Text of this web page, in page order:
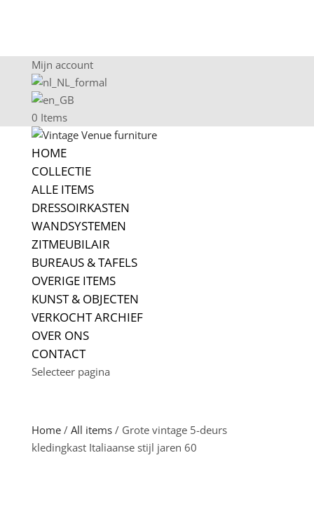
Mijn account
0 Items
HOME
COLLECTIE
ALLE ITEMS
DRESSOIRKASTEN
WANDSYSTEMEN
ZITMEUBILAIR
BUREAUS & TAFELS
OVERIGE ITEMS
KUNST & OBJECTEN
VERKOCHT ARCHIEF
OVER ONS
CONTACT
Selecteer pagina
Home/ All items/ Grote vintage 5-deurs
kledingkast Italiaanse stijl jaren 60